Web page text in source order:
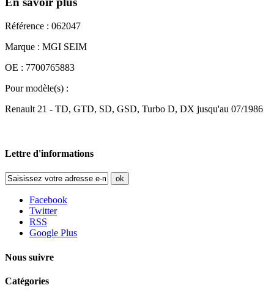
Référence : 062047
Marque : MGI SEIM
OE : 7700765883
Pour modèle(s) :
Renault 21 - TD, GTD, SD, GSD, Turbo D, DX jusqu'au 07/1986
Lettre d'informations
ok
Facebook
Twitter
RSS
Google Plus
Nous suivre
Catégories